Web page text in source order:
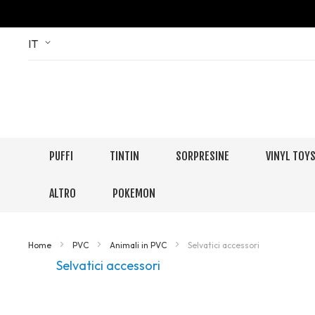
Skip
Language
IT
PUFFI TINTIN SORPRESINE VINYL TOYS
ALTRO POKEMON
Home PVC Animali in PVC Selvatici accessori
Selvatici accessori